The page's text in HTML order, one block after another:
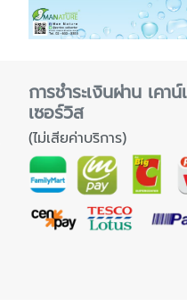
การชำระเงินผ่าน เคา
เซอร์วิส
(ไม่เสียค่าบริการ)